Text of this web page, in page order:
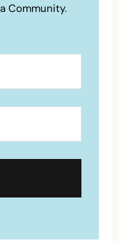
Community.